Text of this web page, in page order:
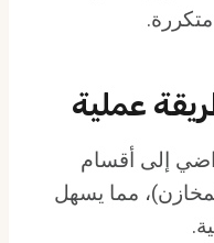
عملية
إلى أقسام
مما يسهل